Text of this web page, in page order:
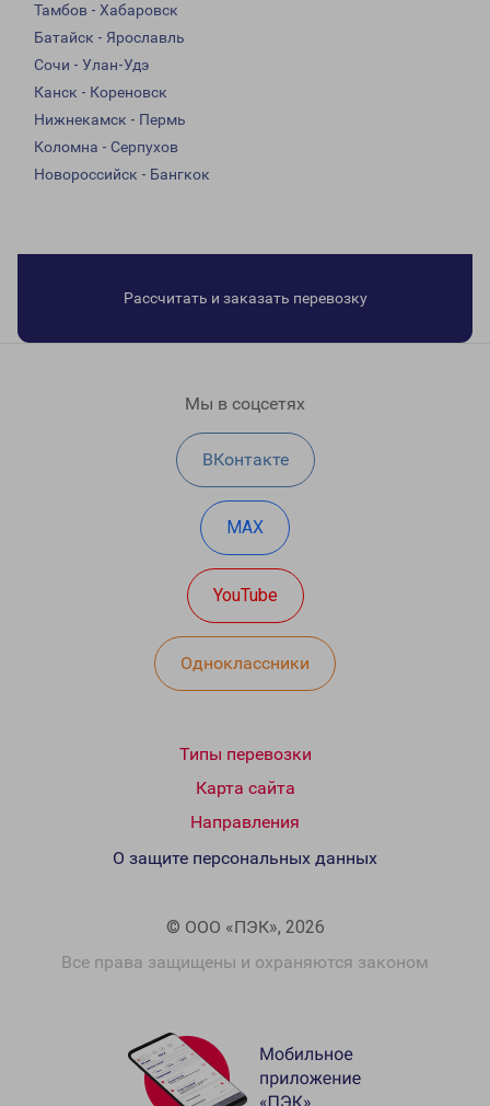
Тамбов - Хабаровск
Батайск - Ярославль
Сочи - Улан-Удэ
Канск - Кореновск
Нижнекамск - Пермь
Коломна - Серпухов
Новороссийск - Бангкок
Рассчитать и заказать перевозку
Мы в соцсетях
ВКонтакте
MAX
YouTube
Одноклассники
Типы перевозки
Карта сайта
Направления
© ООО «ПЭК», 2026
Все права защищены и охраняются законом
О защите персональных данных